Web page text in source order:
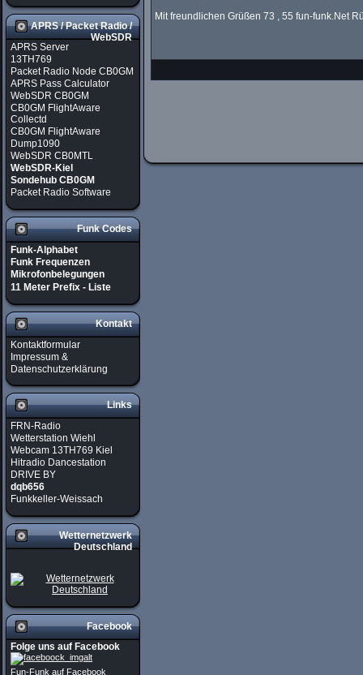
APRS / Packet Radio /
WebSDR
APRS Server
13TH769
Packet Radio Node CB0GM
APRS Pass Calculator
WebSDR CB0GM
CB0GM FlightAware
Collectd
CB0GM FlightAware
Dump1090
WebSDR CB0MTL
WebSDR-Kiel
Sondehub CB0GM
Packet Radio Software
Funk Codes
Funk-Alphabet
Funk Frequenzen
Mikrofonbelegungen
11 Meter Prefix - Liste
Kontakt
Kontaktformular
Impressum &
Datenschutzerklärung
Links
FRN-Radio
Wetterstation Wiehl
Webcam 13TH769 Kiel
Hitradio Dancestation
DRIVE BY
dqb656
Funkkeller-Weissach
Wetternetzwerk
Deutschland
Facebook
Folge uns auf Facebook
Fun-Funk auf Facebook
Mit freundlichen Grüßen 73 , 55 fun-funk.Net